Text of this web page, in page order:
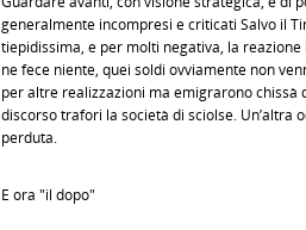
generalmente incompresi e criticati Salvo il
tiepidissima, e per molti negativa, la reazione
ne fece niente, quei soldi ovviamente non
per altre realizzazioni ma emigrarono chissà
discorso trafori la società di sciolse. Un’altra
perduta.
E ora "il dopo"